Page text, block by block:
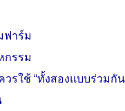
ฟาร์ม
กรรม
รใช้ “ทั้งสองแบบร่วมกัน